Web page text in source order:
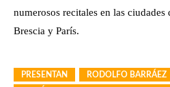
numerosos recitales en las
Brescia y París.
PRESENTAN RODOLFO BARRÁEZ